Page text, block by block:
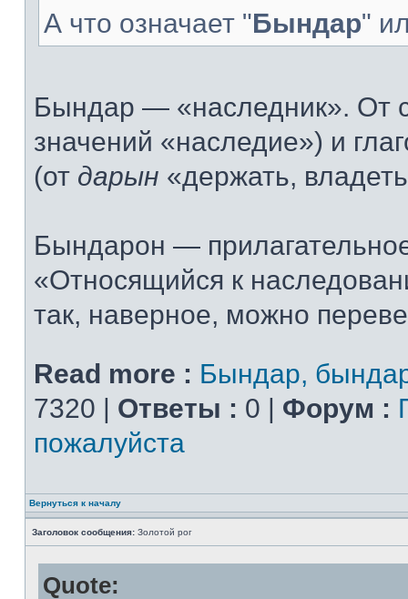
А что означает "Бындар"
Бындар — «наследник». От
значений «наследие») и
(от дарын «держать,
Бындарон —
«Относящийся к
так, наверное, можно
Read more : Бындар,
7320 | Ответы : 0 | Форум :
пожалуйста
Вернуться к началу
Заголовок сообщения: Золотой рог
Quote: